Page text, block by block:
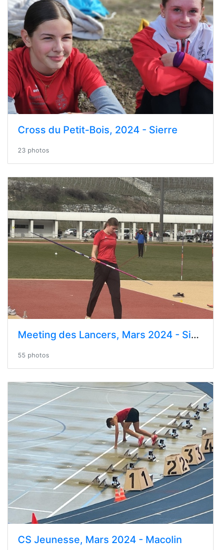
Cross du Petit-Bois, 2024 - Sierre
23 photos
Meeting des Lancers, Mars 2024 - Sierre
55 photos
CS Jeunesse, Mars 2024 - Macolin